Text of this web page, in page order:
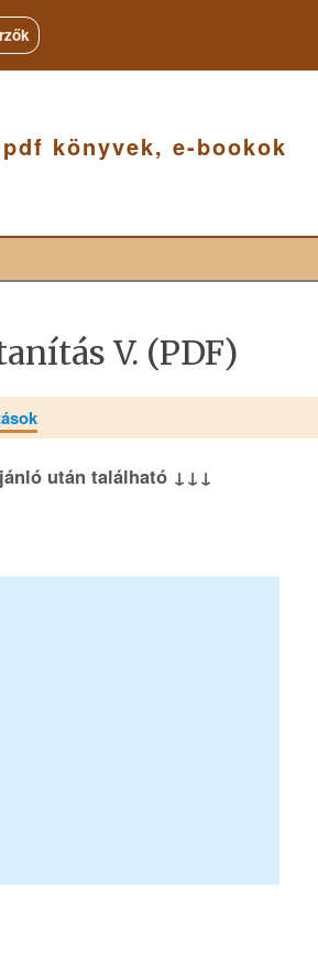
könyvek, e-bookok
V. (PDF)
után található ↓↓↓